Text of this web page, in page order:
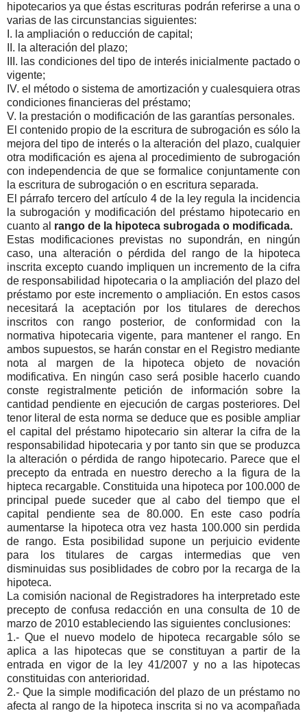
hipotecarios ya que éstas escrituras podrán referirse a una o
varias de las circunstancias siguientes:
I. la ampliación o reducción de capital;
II. la alteración del plazo;
III. las condiciones del tipo de interés inicialmente pactado o
vigente;
IV. el método o sistema de amortización y cualesquiera otras
condiciones financieras del préstamo;
V. la prestación o modificación de las garantías personales.
El contenido propio de la escritura de subrogación es sólo la
mejora del tipo de interés o la alteración del plazo, cualquier
otra modificación es ajena al procedimiento de subrogación
con independencia de que se formalice conjuntamente con
la escritura de subrogación o en escritura separada.
El párrafo tercero del artículo 4 de la ley regula la incidencia
la subrogación y modificación del préstamo hipotecario en
cuanto al rango de la hipoteca subrogada o modificada.
Estas modificaciones previstas no supondrán, en ningún
caso, una alteración o pérdida del rango de la hipoteca
inscrita excepto cuando impliquen un incremento de la cifra
de responsabilidad hipotecaria o la ampliación del plazo del
préstamo por este incremento o ampliación. En estos casos
necesitará la aceptación por los titulares de derechos
inscritos con rango posterior, de conformidad con la
normativa hipotecaria vigente, para mantener el rango. En
ambos supuestos, se harán constar en el Registro mediante
nota al margen de la hipoteca objeto de novación
modificativa. En ningún caso será posible hacerlo cuando
conste registralmente petición de información sobre la
cantidad pendiente en ejecución de cargas posteriores. Del
tenor literal de esta norma se deduce que es posible ampliar
el capital del préstamo hipotecario sin alterar la cifra de la
responsabilidad hipotecaria y por tanto sin que se produzca
la alteración o pérdida de rango hipotecario. Parece que el
precepto da entrada en nuestro derecho a la figura de la
hipteca recargable. Constituida una hipoteca por 100.000 de
principal puede suceder que al cabo del tiempo que el
capital pendiente sea de 80.000. En este caso podría
aumentarse la hipoteca otra vez hasta 100.000 sin perdida
de rango. Esta posibilidad supone un perjuicio evidente
para los titulares de cargas intermedias que ven
disminuidas sus posiblidades de cobro por la recarga de la
hipoteca.
La comisión nacional de Registradores ha interpretado este
precepto de confusa redacción en una consulta de 10 de
marzo de 2010 estableciendo las siguientes conclusiones:
1.- Que el nuevo modelo de hipoteca recargable sólo se
aplica a las hipotecas que se constituyan a partir de la
entrada en vigor de la ley 41/2007 y no a las hipotecas
constituidas con anterioridad.
2.- Que la simple modificación del plazo de un préstamo no
afecta al rango de la hipoteca inscrita si no va acompañada